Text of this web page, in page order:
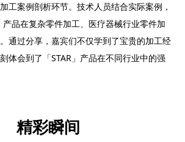
工案例剖析环节。技术人员结合实际案例，
产品在复杂零件加工、医疗器械行业零件加
通过分享，嘉宾们不仅学到了宝贵的加工经
体会到了「STAR」产品在不同行业中的强
精彩瞬间